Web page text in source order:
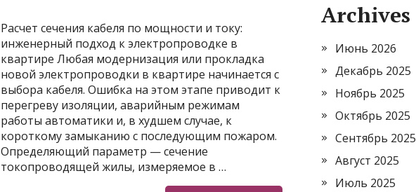
Расчет сечения кабеля по мощности и току:
инженерный подход к электропроводке в
квартире Любая модернизация или прокладка
новой электропроводки в квартире начинается с
выбора кабеля. Ошибка на этом этапе приводит к
перегреву изоляции, аварийным режимам
работы автоматики и, в худшем случае, к
короткому замыканию с последующим пожаром.
Определяющий параметр — сечение
токопроводящей жилы, измеряемое в …
Archives
Июнь 2026
Декабрь 2025
Ноябрь 2025
Октябрь 2025
Сентябрь 2025
Август 2025
Июль 2025